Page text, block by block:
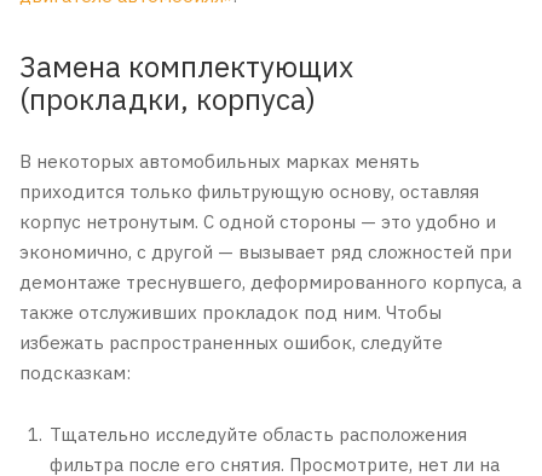
Замена комплектующих
(прокладки, корпуса)
В некоторых автомобильных марках менять
приходится только фильтрующую основу, оставляя
корпус нетронутым. С одной стороны — это удобно и
экономично, с другой — вызывает ряд сложностей при
демонтаже треснувшего, деформированного корпуса, а
также отслуживших прокладок под ним. Чтобы
избежать распространенных ошибок, следуйте
подсказкам:
Тщательно исследуйте область расположения
фильтра после его снятия. Просмотрите, нет ли на